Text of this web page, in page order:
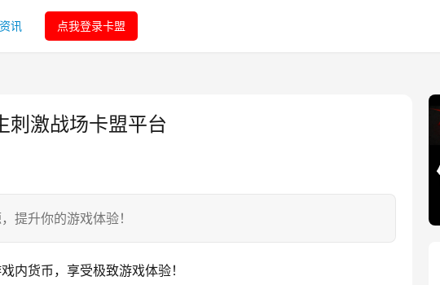
讯 点我登录卡盟
刺激战场卡盟平台
提升你的游戏体验！
内货币，享受极致游戏体验！